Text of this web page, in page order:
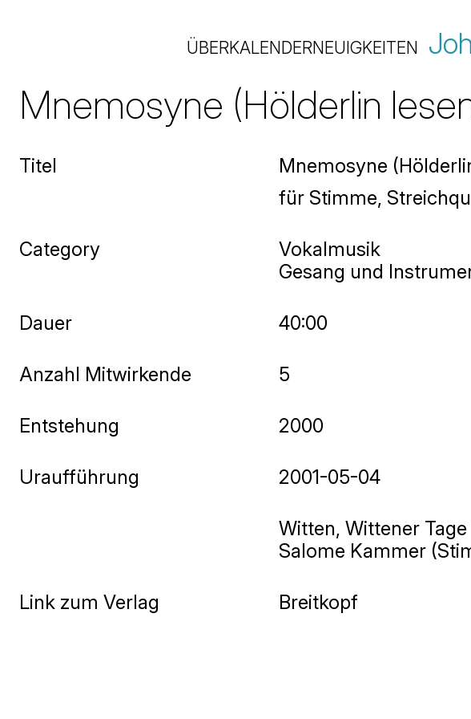
ÜBERKALENDERNEUIGKEITEN
Mnemosyne (Hölderlin
Titel
Mnemosyne
für Stimme,
Category
Vokalmusik
Gesang und
Dauer 40:00
Anzahl Mitwirkende 5
Entstehung 2000
Uraufführung 2001-05-04
Witten, Wittener
Salome Kammer
Link zum Verlag Breitkopf